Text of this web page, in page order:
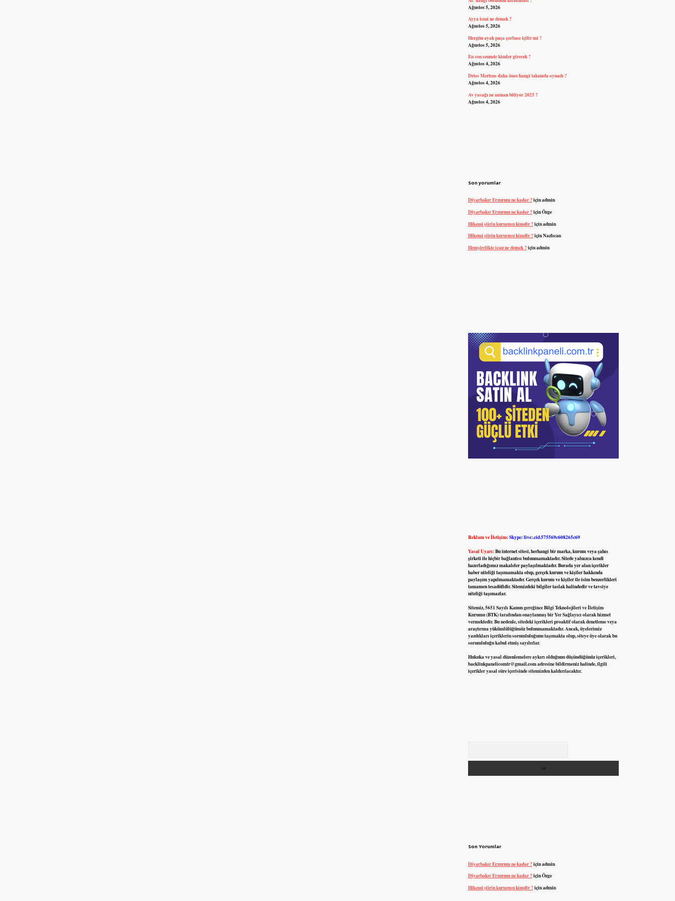
Ağustos 5, 2026
Ayya ismi ne demek ?
Ağustos 5, 2026
Hergün ayak paça çorbası içilir mi ?
Ağustos 5, 2026
En son cennete kimler girecek ?
Ağustos 4, 2026
Dries Mertens daha önce hangi takımda oynadı ?
Ağustos 4, 2026
Av yasağı ne zaman bitiyor 2025 ?
Ağustos 4, 2026
Son yorumlar
Diyarbakır Erzurum ne kadar ?içinadmin
Diyarbakır Erzurum ne kadar ?içinÖzge
Hikemi şiirin kurucusu kimdir ?içinadmin
Hikemi şiirin kurucusu kimdir ?içinNazlıcan
Hemşirelikte icap ne demek ?içinadmin
Reklam ve İletişim:Skype: live:.cid.575569c608265c69
Yasal Uyarı:Bu internet sitesi, herhangi bir marka, kurum veya şahıs
şirketi ile hiçbir bağlantısı bulunmamaktadır. Sitede yalnızca kendi
hazırladığımız makaleler paylaşılmaktadır. Burada yer alan içerikler
haber niteliği taşımamakta olup, gerçek kurum ve kişiler hakkında
paylaşım yapılmamaktadır. Gerçek kurum ve kişiler ile isim benzerlikleri
tamamen tesadüfidir. Sitemizdeki bilgiler taslak halindedir ve tavsiye
niteliği taşımazlar.
Sitemiz, 5651 Sayılı Kanun gereğince Bilgi Teknolojileri ve İletişim
Kurumu (BTK) tarafından onaylanmış bir Yer Sağlayıcı olarak hizmet
vermektedir. Bu nedenle, sitedeki içerikleri proaktif olarak denetleme veya
araştırma yükümlülüğümüz bulunmamaktadır. Ancak, üyelerimiz
yazdıkları içeriklerin sorumluluğunu taşımakta olup, siteye üye olarak bu
sorumluluğu kabul etmiş sayılırlar.
Hukuka ve yasal düzenlemelere aykırı olduğunu düşündüğünüz içerikleri,
backlinkpanelicomtr@gmail.comadresine bildirmeniz halinde, ilgili
içerikler yasal süre içerisinde sitemizden kaldırılacaktır.
Son Yorumlar
Diyarbakır Erzurum ne kadar ?içinadmin
Diyarbakır Erzurum ne kadar ?içinÖzge
Hikemi şiirin kurucusu kimdir ?içinadmin